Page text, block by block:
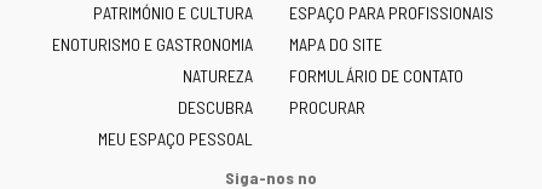
Castilla
y
León
-
PATRIMÓNIO E CULTURA
ENOTURISMO E GASTRONOMIA
NATUREZA
DESCUBRA
MEU ESPAÇO PESSOAL
ESPAÇO PARA PROFISSIONAIS
MAPA DO SITE
FORMULÁRIO DE CONTATO
PROCURAR
Siga-nos no